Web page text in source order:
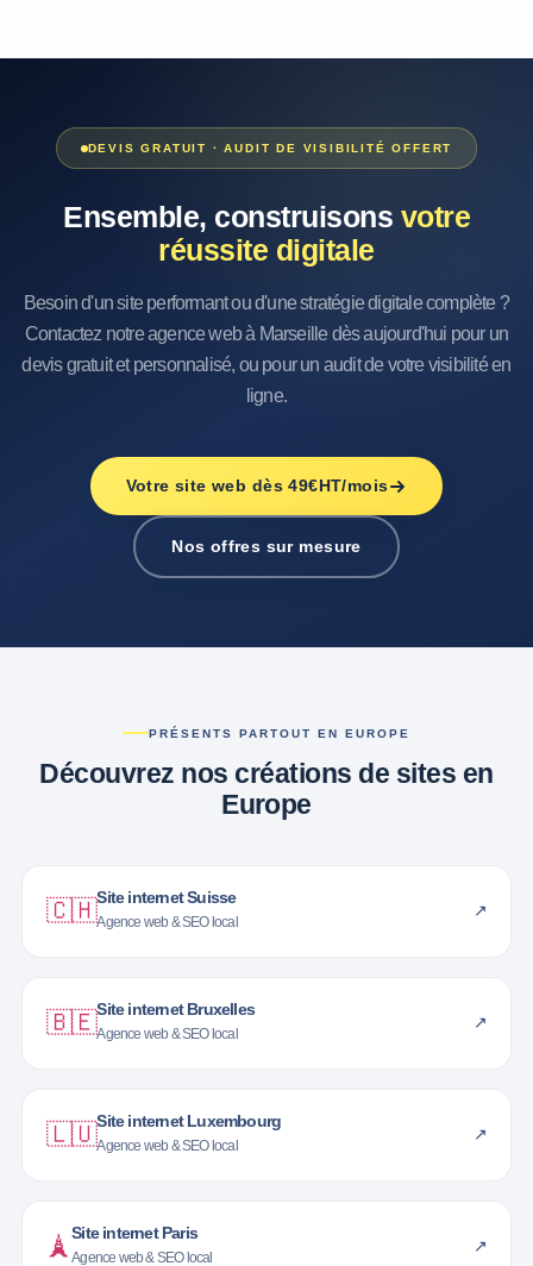
DEVIS GRATUIT · AUDIT DE VISIBILITÉ OFFERT
Ensemble, construisons votre
réussite digitale
Besoin d'un site performant ou d'une stratégie digitale complète ?
Contactez notre agence web à Marseille dès aujourd'hui pour un
devis gratuit et personnalisé, ou pour un audit de votre visibilité en
ligne.
Votre site web dès 49€HT/mois
Nos offres sur mesure
PRÉSENTS PARTOUT EN EUROPE
Découvrez nos créations de sites en
Europe
🇨🇭Site internet Suisse
Agence web & SEO local
↗
🇧🇪Site internet Bruxelles
Agence web & SEO local
↗
🇱🇺Site internet Luxembourg
Agence web & SEO local
↗
🗼Site internet Paris
Agence web & SEO local
↗